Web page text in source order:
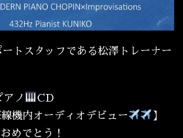
トスタッフである松澤トレーナー
ノ
CD
機内オーディオデビュー
】
めでとう！